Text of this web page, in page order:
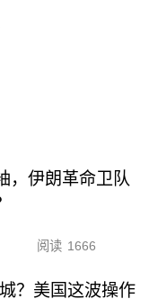
，伊朗革命卫队
阅读 1666
？美国这波操作